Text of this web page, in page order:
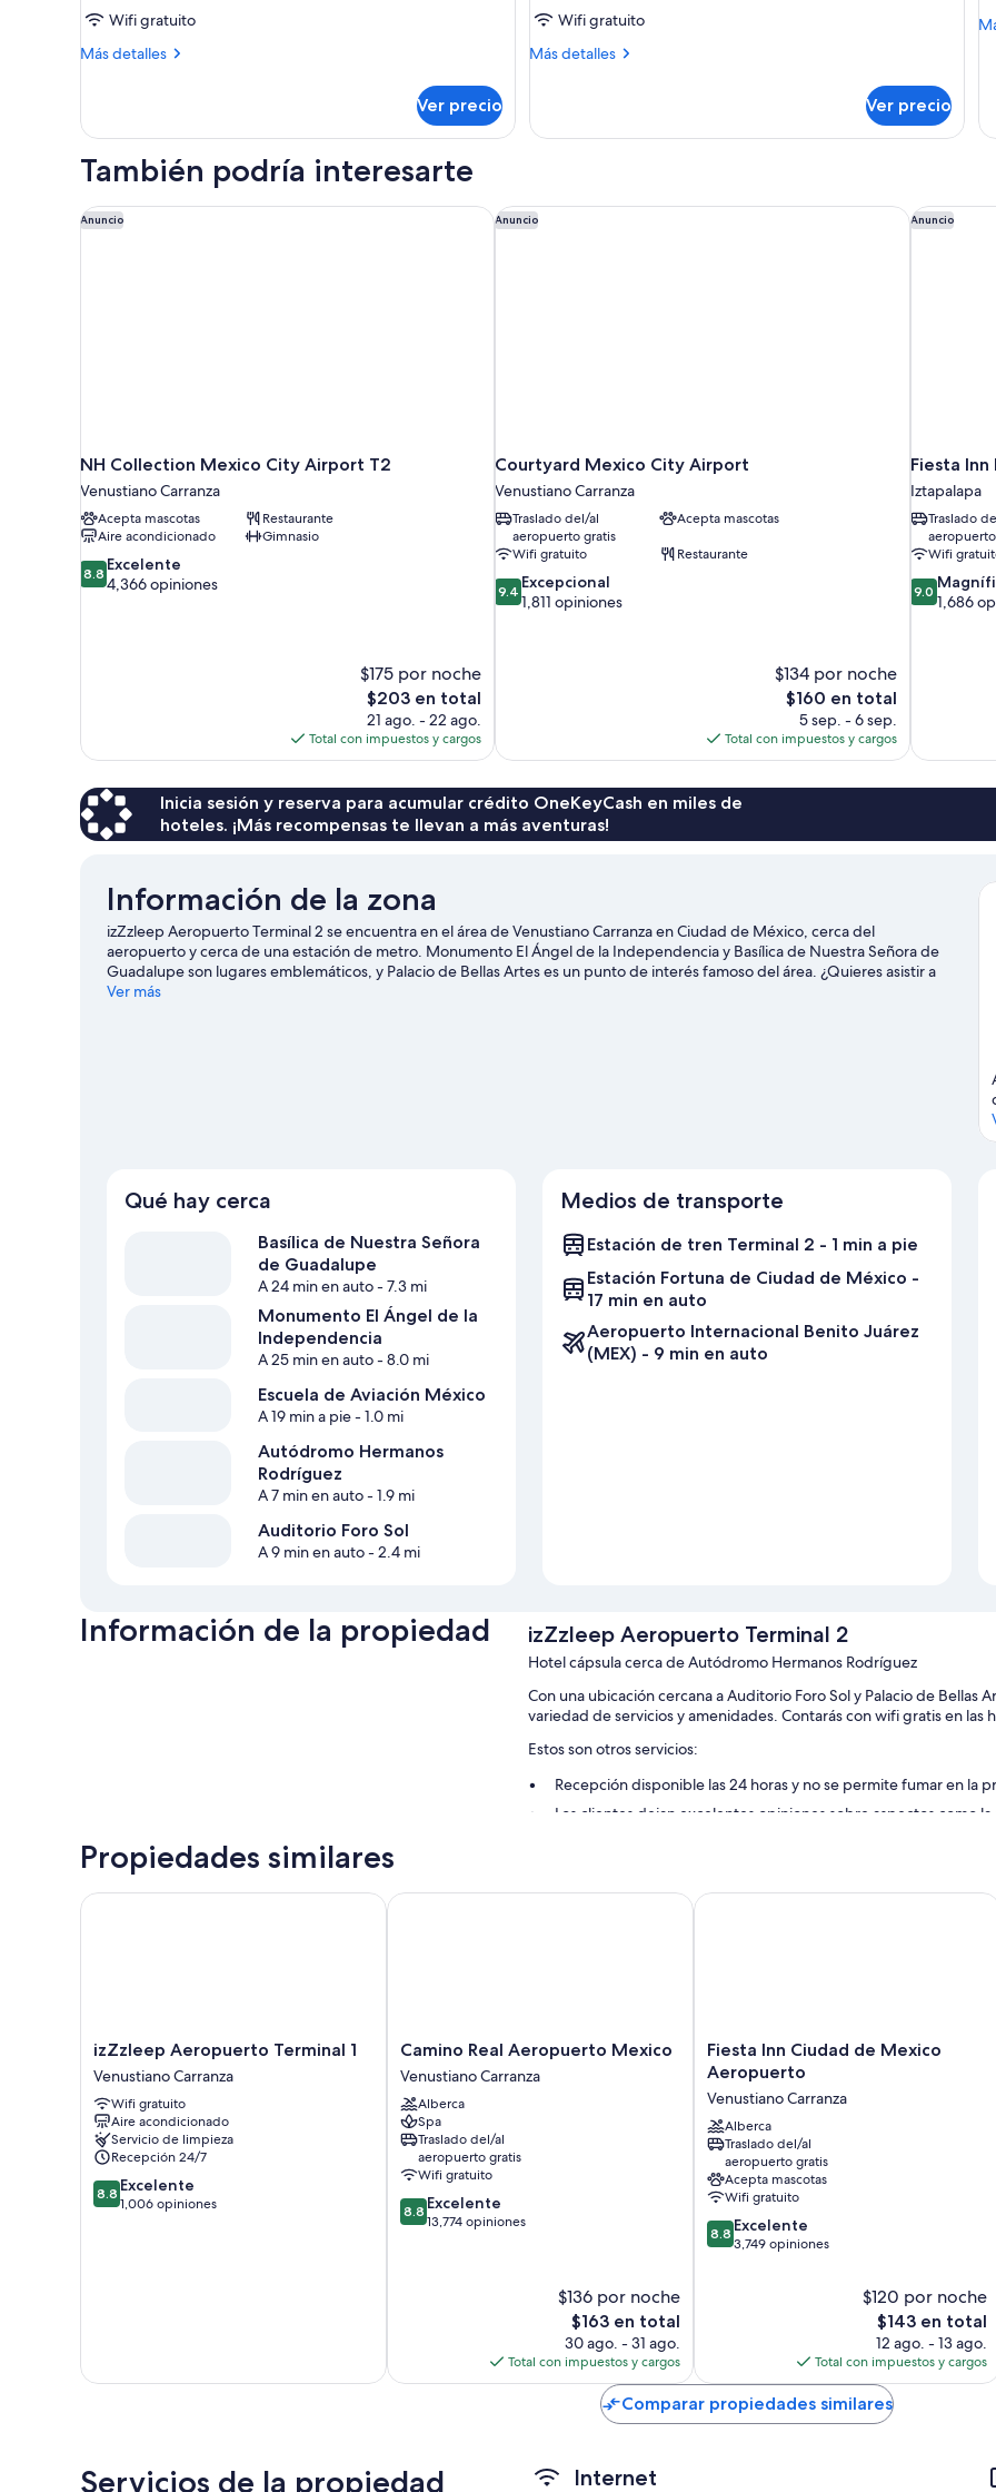
Wifi gratuito
Más detalles
Más
Comfort
Ver precio
Wifi gratuito
Más detalles
Más
Comfort
Ver precio
También podría interesarte
Anuncio
NH Collection Mexico City Airport T2
Venustiano Carranza
Acepta mascotas
Restaurante
Aire acondicionado
Gimnasio
8.8
de
8.8 Excelente
4,366 opiniones
$175 por noche
El
precio
actual
es
$203
$203 en total
21 ago. - 22 ago.
Total con impuestos y cargos
NH Collection Mexico City Airport T2 Anuncio
Courtyard Mexico City Airport
Venustiano Carranza
Traslado del/al
aeropuerto gratis
Acepta mascotas
Wifi gratuito
Restaurante
9.4
de
9.4 Excepcional
1,811 opiniones
$134 por noche
El
precio
actual
es
$160 en total
5 sep. - 6 sep.
Total con impuestos y cargos
Courtyard Mexico City Airport Anuncio
Fiesta
Iztapalapa
Traslado
Wifi
9.0
de
9.0
1,686
Fiesta Inn
Inicia sesión y reserva para acumular crédito OneKeyCash en miles de
hoteles. ¡Más recompensas te llevan a más aventuras!
Información de la zona
izZzleep Aeropuerto Terminal 2 se encuentra en el área de Venustiano Carranza en Ciudad de México, cerca del
aeropuerto y cerca de una estación de metro. Monumento El Ángel de la Independencia y Basílica de Nuestra Señora de
Guadalupe son lugares emblemáticos, y Palacio de Bellas Artes es un punto de interés famoso del área. ¿Quieres asistir a
un evento o partido? Échale un vistazo al calendario de actividades de Autódromo Hermanos Rodríguez o Auditorio Foro
Ver más
Qué hay cerca
Basílica de Nuestra Señora
de Guadalupe
A 24 min en auto- 7.3 mi
Monumento El Ángel de la
Independencia
A 25 min en auto- 8.0 mi
Escuela de Aviación México
A 19 min a pie- 1.0 mi
Autódromo Hermanos
Rodríguez
A 7 min en auto- 1.9 mi
Auditorio Foro Sol
A 9 min en auto- 2.4 mi
Medios de transporte
Estación de tren Terminal 2 - 1 min a pie
Estación Fortuna de Ciudad de México -
17 min en auto
Aeropuerto Internacional Benito Juárez
(MEX) - 9 min en auto
Información de la propiedad izZzleep Aeropuerto Terminal 2
Hotel cápsula cerca de Autódromo Hermanos Rodríguez
Con una ubicación cercana a Auditorio Foro Sol y Palacio de
variedad de servicios y amenidades. Contarás con wifi gratis en las
Estos son otros servicios:
Recepción disponible las 24 horas y no se permite fumar en la
Los clientes dejan excelentes opiniones sobre aspectos como
Todas las habitaciones de izZzleep Aeropuerto Terminal 2 ofrecen
algunos detalles adicionales, como wifi gratis y caja de seguridad.
Propiedades similares
izZzleep
Aeropuerto
Terminal
1
Venustiano
Carranza
izZzleep Aeropuerto Terminal 1
Venustiano Carranza
Wifi gratuito
Aire acondicionado
Servicio de limpieza
Recepción 24/7
8.8
de
8.8 Excelente
1,006 opiniones
izZzleep Aeropuerto Terminal 1
Camino
Real
Aeropuerto
Mexico
Venustiano
Carranza
Camino Real Aeropuerto Mexico
Venustiano Carranza
Alberca
Spa
Traslado del/al
aeropuerto gratis
Wifi gratuito
8.8
de
8.8 Excelente
13,774 opiniones
$136 por noche
El
precio
actual
es
$163 en total
30 ago. - 31 ago.
Total con impuestos y cargos
Camino Real Aeropuerto Mexico
Fiesta
Inn
Ciudad
de
Mexico
Aeropuerto
Venustiano
Carranza
Fiesta Inn Ciudad de Mexico
Aeropuerto
Venustiano Carranza
Alberca
Traslado del/al
aeropuerto gratis
Acepta mascotas
Wifi gratuito
8.8
de
8.8 Excelente
3,749 opiniones
$120 por noche
El
precio
actual
es
de
$143
$143 en total
12 ago. - 13 ago.
Total con impuestos y cargos
Fiesta Inn Ciudad de Mexico
Comparar propiedades similares
Servicios de la propiedad Internet